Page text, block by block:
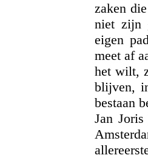
zaken
niet zijn
eigen
meet af
het wilt,
blijven,
bestaan
Jan